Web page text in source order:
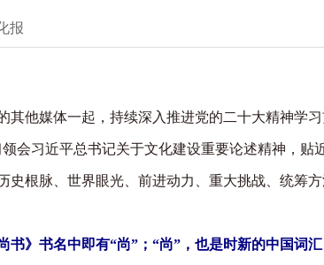
报
媒体一起，持续深入推进党的二十大精神学习
会习近平总书记关于文化建设重要论述精神，
根脉、世界眼光、前进动力、重大挑战、统筹方
书》书名中即有“尚”；“尚”，也是时新的中国词